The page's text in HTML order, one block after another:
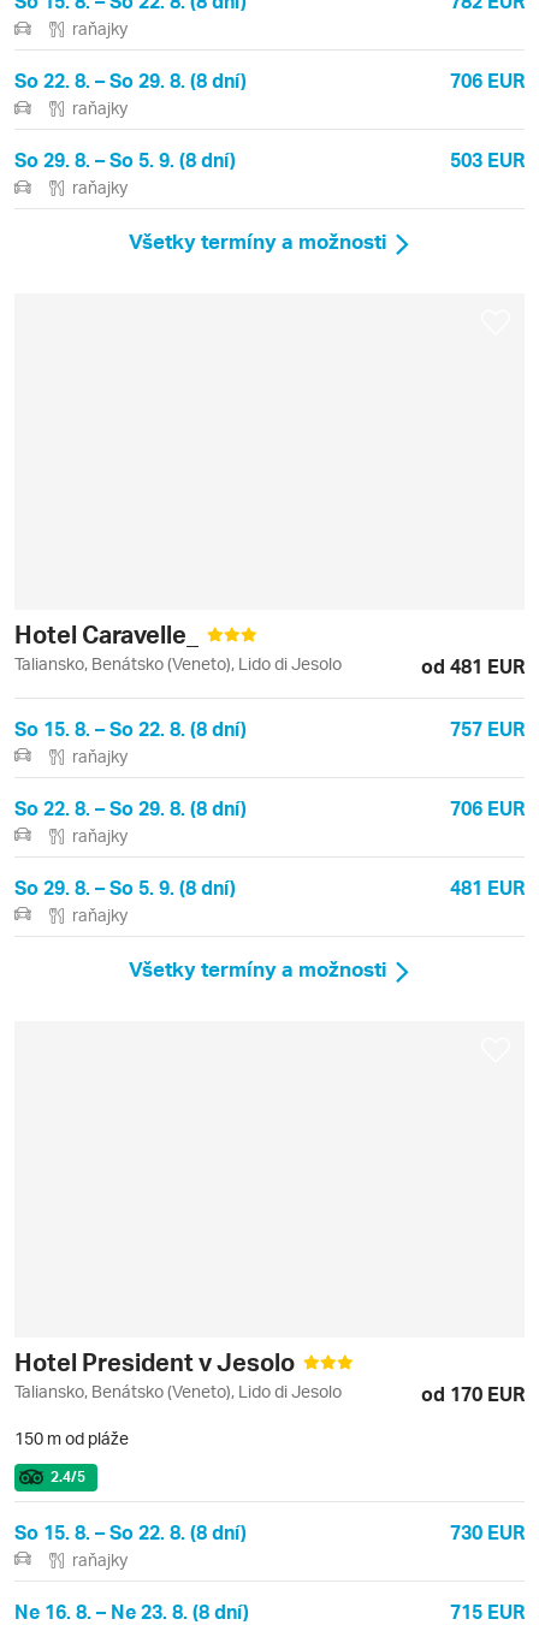
raňajky
So 22. 8. – So 29. 8. (8 dní) 706 EUR
raňajky
So 29. 8. – So 5. 9. (8 dní) 503 EUR
raňajky
Všetky termíny a možnosti
Hotel Caravelle_
Taliansko, Benátsko (Veneto), Lido di Jesolo od 481 EUR
So 15. 8. – So 22. 8. (8 dní) 757 EUR
raňajky
So 22. 8. – So 29. 8. (8 dní) 706 EUR
raňajky
So 29. 8. – So 5. 9. (8 dní) 481 EUR
raňajky
Všetky termíny a možnosti
Hotel President v Jesolo
Taliansko, Benátsko (Veneto), Lido di Jesolo od 170 EUR
150 m od pláže
2.4/5
So 15. 8. – So 22. 8. (8 dní) 730 EUR
raňajky
Ne 16. 8. – Ne 23. 8. (8 dní) 715 EUR